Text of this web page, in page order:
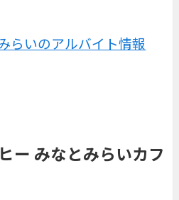
らいのアルバイト情報
ー みなとみらいカフ